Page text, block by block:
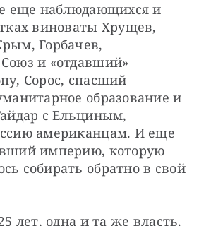
еще наблюдающихся и
виноваты Хрущев,
Горбачев,
и «отдавший»
Сорос, спасший
образование и
с Ельциным,
американцам. И еще
империю, которую
собирать обратно в свой
лет, одна и та же власть.